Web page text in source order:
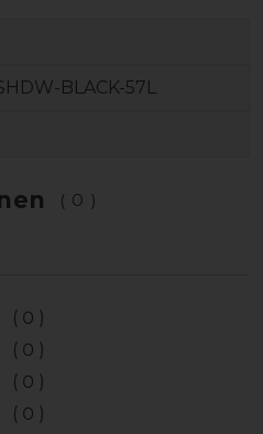
BLACK-57L
(0)
0
0
0
0